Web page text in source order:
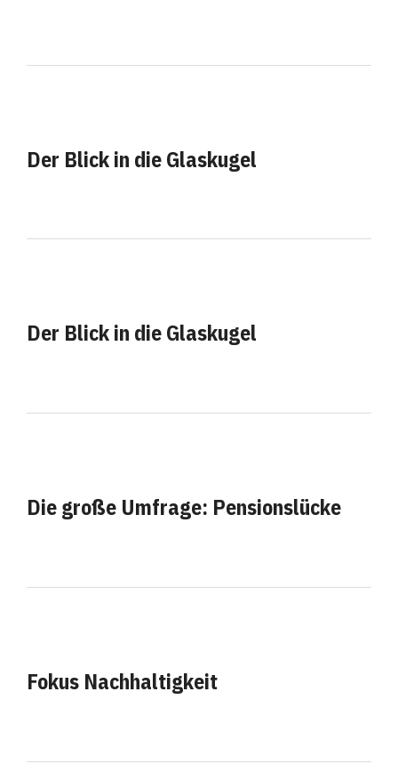
Der Blick in die Glaskugel
Der Blick in die Glaskugel
Die große Umfrage: Pensionslücke
Fokus Nachhaltigkeit